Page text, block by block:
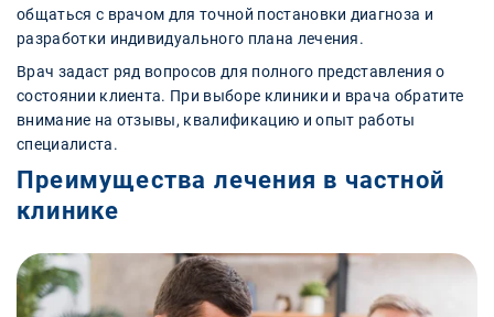
общаться с врачом для точной постановки диагноза и
разработки индивидуального плана лечения.
Врач задаст ряд вопросов для полного представления о
состоянии клиента. При выборе клиники и врача обратите
внимание на отзывы, квалификацию и опыт работы
специалиста.
Преимущества лечения в частной
клинике